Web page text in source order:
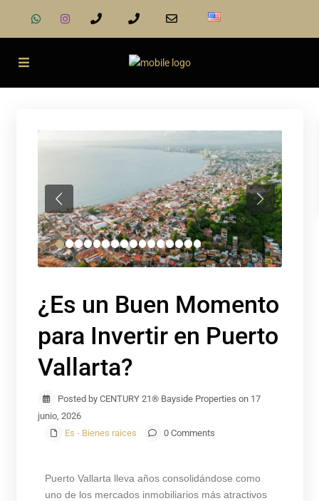
Previous Next
¿Es un Buen Momento
para Invertir en Puerto
Vallarta?
Posted by CENTURY 21® Bayside Properties on 17
junio, 2026
Es - Bienes raices
0 Comments
Puerto Vallarta lleva años consolidándose como
uno de los mercados inmobiliarios más atractivos